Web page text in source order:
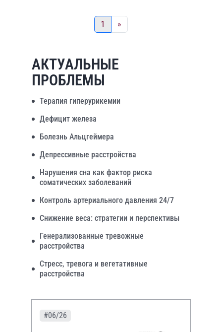
1 »
АКТУАЛЬНЫЕ
ПРОБЛЕМЫ
Терапия гиперурикемии
Дефицит железа
Болезнь Альцгеймера
Депрессивные расстройства
Нарушения сна как фактор риска
соматических заболеваний
Контроль артериального давления 24/7
Снижение веса: стратегии и перспективы
Генерализованные тревожные
расстройства
Стресс, тревога и вегетативные
расстройства
#06/26